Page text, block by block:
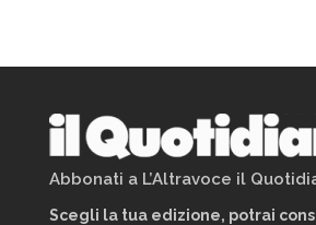
Abbonati a L’Altravoce il
Scegli la tua edizione, potrai